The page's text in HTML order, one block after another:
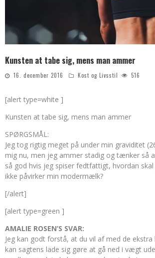
Kunsten at tabe sig, mens man ammer
16. december 2016 Kost og Livsstil 516
[alert type=white ]
Kunsten at tabe sig, mens man ammer
SPØRGSMÅL:
Jeg tog rigtig meget på under min graviditet
mig nu, men jeg ammer stadig og tænker så
så god hvis jeg spiser fedtfattigt, hvordan
ikke påvirker min modermælk?
[/alert]
[alert type=green ]
AMALIE ROSEN’S SVAR:
Jeg kan godt forstå, at du vil af med de ekstra
kan sagtens lade sig gøre at gå ned i vægt